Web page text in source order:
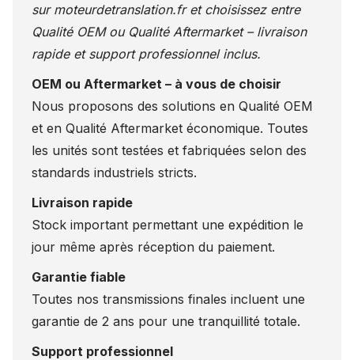
sur moteurdetranslation.fret choisissez entre
Qualité OEM ou Qualité Aftermarket – livraison
rapide et support professionnel inclus.
OEM ou Aftermarket – à vous de choisir
Nous proposons des solutions en Qualité OEM
et en Qualité Aftermarket économique. Toutes
les unités sont testées et fabriquées selon des
standards industriels stricts.
Livraison rapide
Stock important permettant une expédition le
jour même après réception du paiement.
Garantie fiable
Toutes nos transmissions finales incluent une
garantie de 2 ans pour une tranquillité totale.
Support professionnel